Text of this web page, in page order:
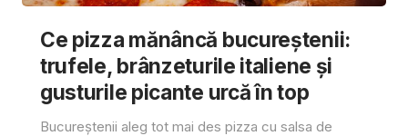
Ce pizza mănâncă bucureștenii:
trufele, brânzeturile italiene și
gusturile picante urcă în top
Bucureștenii aleg tot mai des pizza cu salsa de